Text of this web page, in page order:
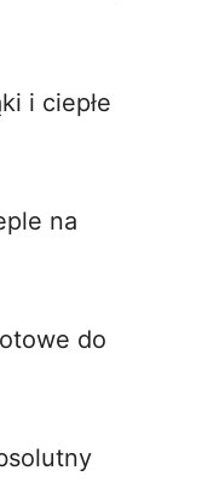
i ciepłe
na
do